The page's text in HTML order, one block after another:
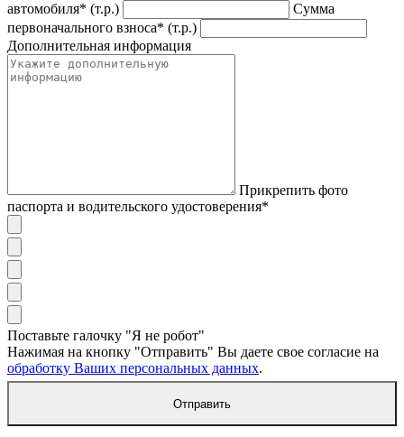
автомобиля* (т.р.)
Сумма
первоначального взноса* (т.р.)
Дополнительная информация
Прикрепить фото
паспорта и водительского удостоверения*
Поставьте галочку "Я не робот"
Нажимая на кнопку "Отправить" Вы даете свое согласие на
обработку Ваших персональных данных.
Отправить